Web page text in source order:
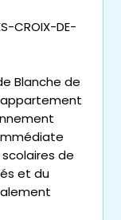
CROIX-DE-
Blanche de
appartement
de
et du